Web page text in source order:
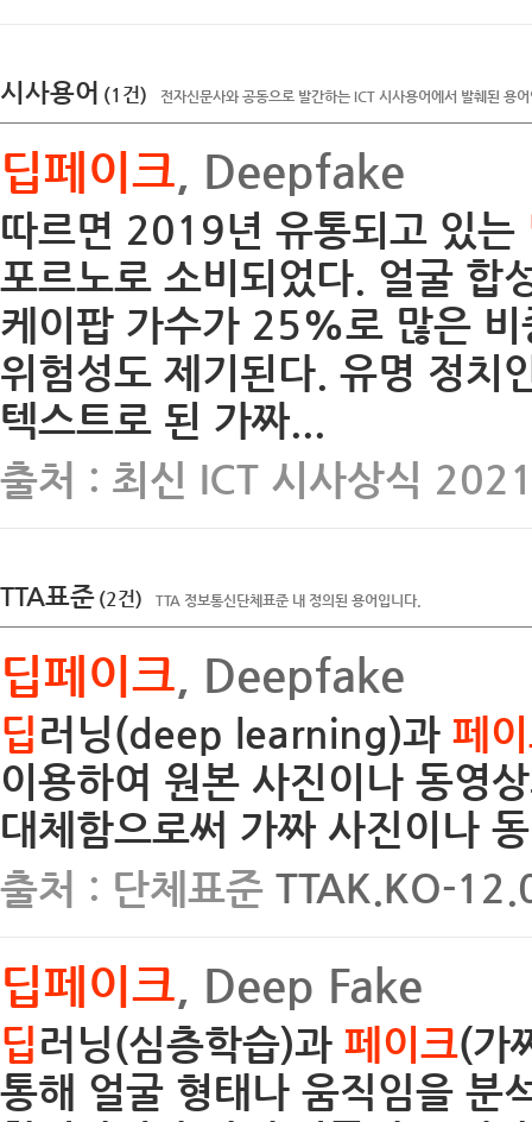
시사용어 (1건) 전자신문사와 공동으로 발간하는 ICT 시사용어에서 발췌된 용
딥페이크, Deepfake
따르면 2019년 유통되고 있는
포르노로 소비되었다. 얼굴 합
케이팝 가수가 25%로 많은
위험성도 제기된다. 유명 정치
텍스트로 된 가짜...
출처 : 최신 ICT 시사상식
TTA표준 (2건) TTA 정보통신단체표준 내 정의된 용어입니다.
딥페이크, Deepfake
딥러닝(deep learning)과 페
이용하여 원본 사진이나 동영
대체함으로써 가짜 사진이나
출처 : 단체표준 TTAK.KO-
딥페이크, Deep Fake
딥러닝(심층학습)과 페이크(가
통해 얼굴 형태나 움직임을 분